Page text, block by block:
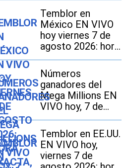
Temblor en
México EN VIVO
hoy viernes 7 de
agosto 2026: hora
exacta, magnitud y
dónde fue el
epicentro del
último
Números
ganadores del
Mega Millions EN
VIVO hoy, 7 de
agosto 2026: mira
los resultados del
sorteo con
jackpot de $70
millones en EE.UU.
Temblor en EE.UU.
EN VIVO hoy,
viernes 7 de